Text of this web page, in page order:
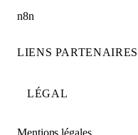
n8n
LIENS PARTENAIRES
LÉGAL
Mentions légales